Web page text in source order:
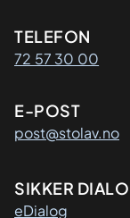
TELEFON
72 57 30 00
E-POST
post@stolav.no
SIKKER
eDialog